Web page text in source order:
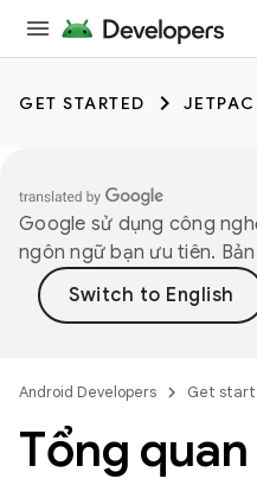
GET STARTED
Google sử dụng công
ngôn ngữ bạn ưu tiên.
Android Developers Get
Tổng